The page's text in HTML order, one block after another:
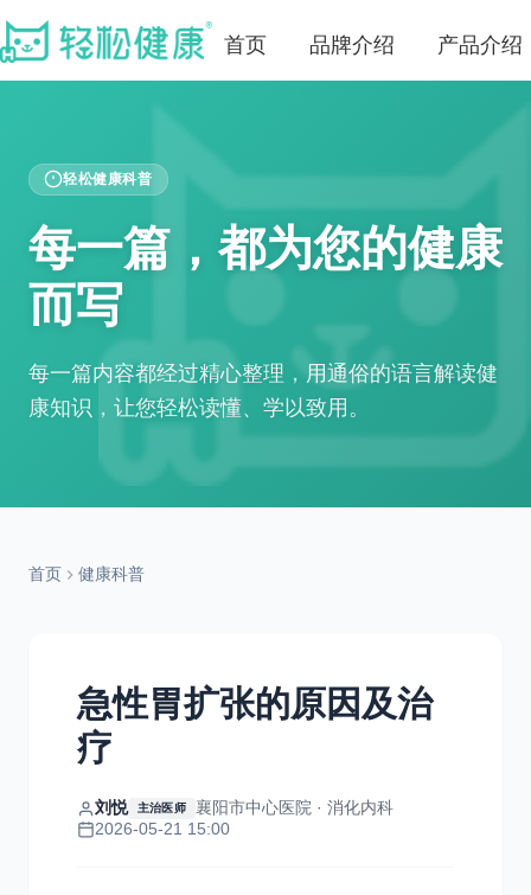
首页 品牌介绍 产品介绍
轻松健康科普
每一篇，都为您的健康
而写
每一篇内容都经过精心整理，用通俗的语言解读健
康知识，让您轻松读懂、学以致用。
首页 健康科普
急性胃扩张的原因及治
疗
刘悦 主治医师
襄阳市中心医院 · 消化内科
2026-05-21 15:00